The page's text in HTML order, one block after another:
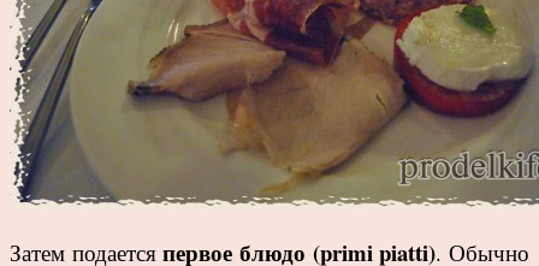
Затем подаетсяпервое блюдо (primi piatti). Обычно